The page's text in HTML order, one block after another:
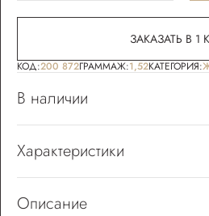
ЗАКАЗАТЬ В 1
КОД:200 872ГРАММАЖ:1,52КАТЕГОРИЯ:
В наличии
Характеристики
Описание